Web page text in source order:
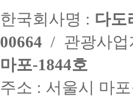
한국회사명 : 다도
00664 / 관광사
마포-1844호
주소 : 서울시 마